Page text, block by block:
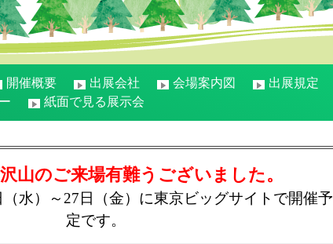
開催概要 出展会社 会場案内図 出展規定
紙面で見る展示会
山のご来場有難うございました。
水）～27日（金）に東京ビッグサイトで開催予
定です。